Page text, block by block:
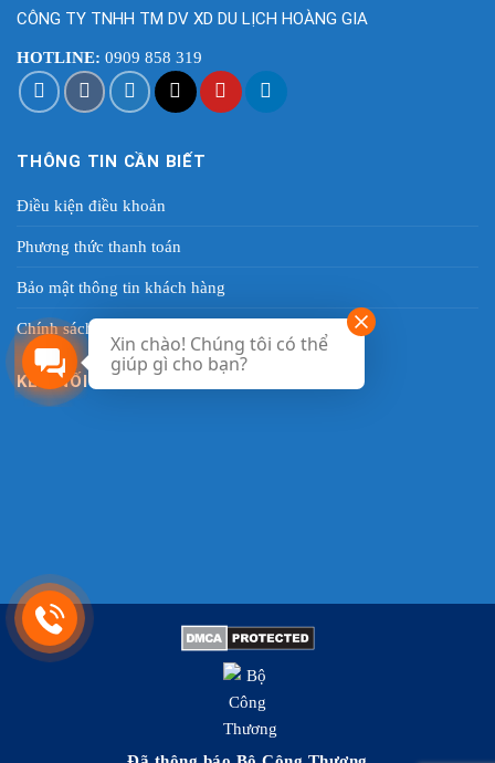
CÔNG TY TNHH TM DV XD DU LỊCH HOÀNG GIA
HOTLINE: 0909 858 319
THÔNG TIN CẦN BIẾT
Điều kiện điều khoản
Phương thức thanh toán
Bảo mật thông tin khách hàng
Chính sách quy định
KẾT NỐI VỚI CHÚNG TÔI
Xin chào! Chúng tôi có thể
giúp gì cho bạn?